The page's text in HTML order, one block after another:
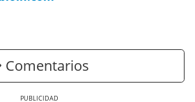
Comentarios